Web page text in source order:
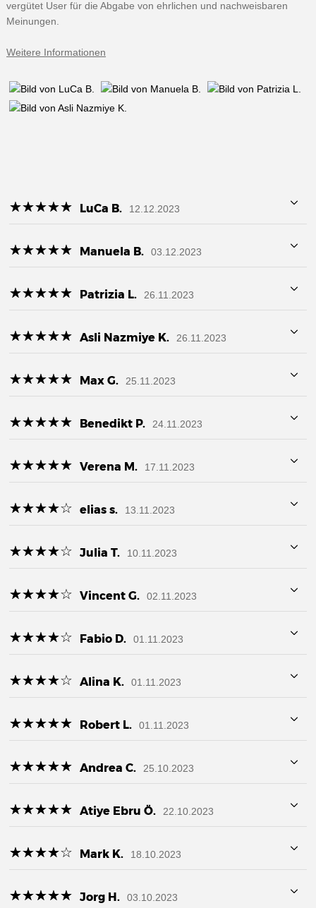
vergütet User für die Abgabe von ehrlichen und nachweisbaren
Meinungen.
Weitere Informationen
☆☆☆☆☆
★★★★★ LuCa B. 12.12.2023
☆☆☆☆☆
★★★★★ Manuela B. 03.12.2023
☆☆☆☆☆
★★★★★ Patrizia L. 26.11.2023
☆☆☆☆☆
★★★★★ Asli Nazmiye K. 26.11.2023
☆☆☆☆☆
★★★★★ Max G. 25.11.2023
☆☆☆☆☆
★★★★★ Benedikt P. 24.11.2023
☆☆☆☆☆
★★★★★ Verena M. 17.11.2023
☆☆☆☆☆
★★★★★ elias s. 13.11.2023
☆☆☆☆☆
★★★★★ Julia T. 10.11.2023
☆☆☆☆☆
★★★★★ Vincent G. 02.11.2023
☆☆☆☆☆
★★★★★ Fabio D. 01.11.2023
☆☆☆☆☆
★★★★★ Alina K. 01.11.2023
☆☆☆☆☆
★★★★★ Robert L. 01.11.2023
☆☆☆☆☆
★★★★★ Andrea C. 25.10.2023
☆☆☆☆☆
★★★★★ Atiye Ebru Ö. 22.10.2023
☆☆☆☆☆
★★★★★ Mark K. 18.10.2023
☆☆☆☆☆
★★★★★ Jorg H. 03.10.2023